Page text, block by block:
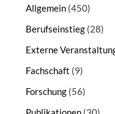
Allgemein (450)
Berufseinstieg (28)
Externe
Fachschaft (9)
Forschung (56)